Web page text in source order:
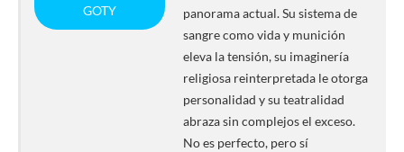
GOTY
panorama actual. Su sistema de
sangre como vida y munición
eleva la tensión, su imaginería
religiosa reinterpretada le otorga
personalidad y su teatralidad
abraza sin complejos el exceso.
No es perfecto, pero sí